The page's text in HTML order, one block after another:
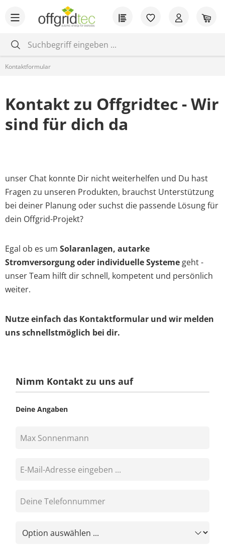
Zum Hauptinhalt springen Du hast 0
Kontaktformular
Kontakt zu Offgridtec - Wir
sind für dich da
unser Chat konnte Dir nicht weiterhelfen und Du hast
Fragen zu unseren Produkten, brauchst Unterstützung
bei deiner Planung oder suchst die passende Lösung für
dein Offgrid-Projekt?
Egal ob es um Solaranlagen, autarke
Stromversorgung oder individuelle Systeme geht -
unser Team hilft dir schnell, kompetent und persönlich
weiter.
Nutze einfach das Kontaktformular und wir melden
uns schnellstmöglich bei dir.
Nimm Kontakt zu uns auf
Deine Angaben
E-Mail Adresse
Telefonnummer
Thema